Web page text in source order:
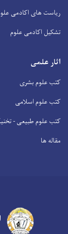
ریاست های اکادمی
تشکیل اکادمی علوم
اثار علمی
کتب علوم بشری
کتب علوم اسلامی
کتب علوم طبیعی -
مقاله ها